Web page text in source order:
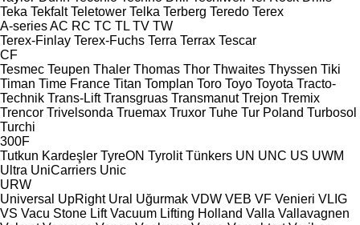
Teka Tekfalt Teletower Telka Terberg Teredo Terex
A-seriesAC RC TC TL TV TW
Terex-Finlay Terex-Fuchs Terra Terrax Tescar
CF
Tesmec Teupen Thaler Thomas Thor Thwaites Thyssen Tiki
Timan Time France Titan Tomplan Toro Toyo Toyota Tracto-
Technik Trans-Lift Transgruas Transmanut Trejon Tremix
Trencor Trivelsonda Truemax Truxor Tuhe Tur Poland Turbosol
Turchi
300F
Tutkun Kardeşler TyreON Tyrolit Tünkers UN UNC US UWM
Ultra UniCarriers Unic
URW
Universal UpRight Ural Uğurmak VDW VEB VF Venieri VLIG
VS Vacu Stone Lift Vacuum Lifting Holland Valla Vallavagnen